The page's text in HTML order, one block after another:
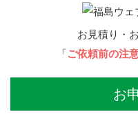
お見積り・
「ご依頼前の注
お